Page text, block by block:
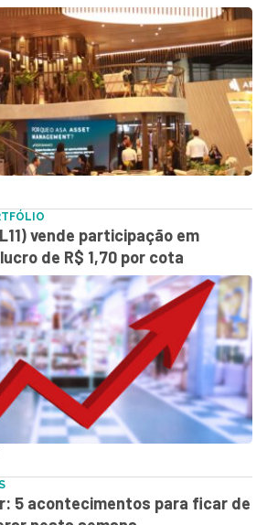
vende participação em
de R$ 1,70 por cota
5 acontecimentos para ficar de